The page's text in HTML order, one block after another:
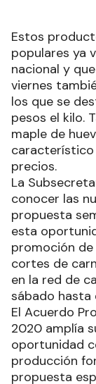
Estos
populares ya
nacional y
viernes
los que se
pesos el kilo.
maple de
característico
precios.
La
conocer las
propuesta
esta
promoción
cortes de
en la red de
sábado hasta
El Acuerdo
2020 amplía
oportunidad
producción
propuesta